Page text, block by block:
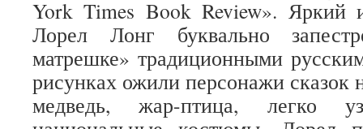
York Times Book Review». Яркий
Лорел Лонг буквально
матрешке» традиционными
рисунках ожили персонажи сказок
медведь, жар-птица, легко